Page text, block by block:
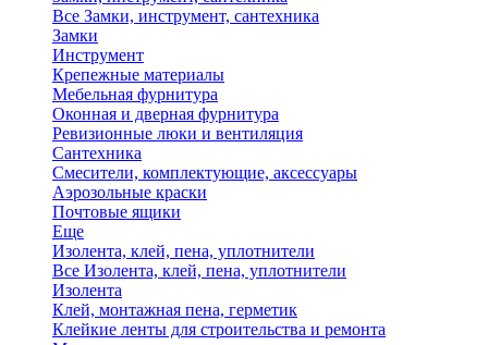
Все Замки, инструмент, сантехника
Замки
Инструмент
Крепежные материалы
Мебельная фурнитура
Оконная и дверная фурнитура
Ревизионные люки и вентиляция
Сантехника
Смесители, комплектующие, аксессуары
Аэрозольные краски
Почтовые ящики
Еще
Изолента, клей, пена, уплотнители
Все Изолента, клей, пена, уплотнители
Изолента
Клей, монтажная пена, герметик
Клейкие ленты для строительства и ремонта